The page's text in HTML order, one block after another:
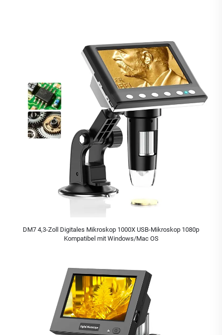
DM7 4,3-Zoll Digitales Mikroskop 1000X USB-Mikroskop 1080p
Kompatibel mit Windows/Mac OS